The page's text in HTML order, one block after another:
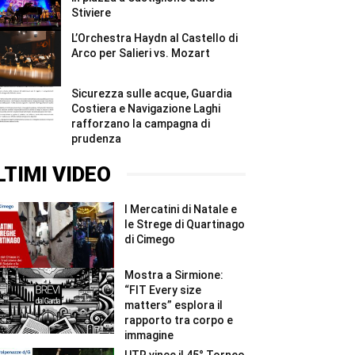
Stiviere
L’Orchestra Haydn al Castello di
Arco per Salieri vs. Mozart
Sicurezza sulle acque, Guardia
Costiera e Navigazione Laghi
rafforzano la campagna di
prudenza
VIDEO
I Mercatini di Natale e
le Strege di Quartinago
di Cimego
Mostra a Sirmione:
“FIT Every size
matters” esplora il
rapporto tra corpo e
immagine